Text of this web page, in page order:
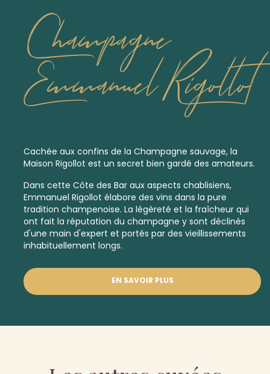
Champagne
Emmanuel Rigollot
Cachée aux confins de la Champagne sauvage, la
Maison Rigollot est un secret bien gardé des amateurs.
Dans cette Côte des Bar aux aspects chablisiens,
Emmanuel Rigollot élabore des vins dans la pure
tradition champenoise. La légèreté et la fraîcheur qui
ont fait la réputation du champagne y sont déclinés
d'une main d'expert et portés par des vieillissements
inhabituellement longs.
EN SAVOIR PLUS